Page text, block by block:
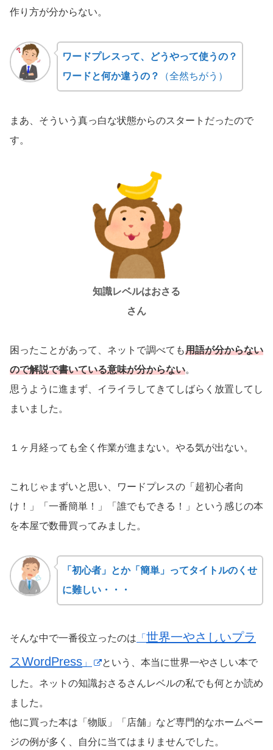
作り方が分からない。
ワードプレスって、どうやって使うの？
ワードと何か違うの？
（全然ちがう）
まあ、そういう真っ白な状態からのスタートだったので
す。
知識レベルはおさる
さん
困ったことがあって、ネットで調べても用語が分からない
ので解説で書いている意味が分からない。
思うように進まず、イライラしてきてしばらく放置してし
まいました。
１ヶ月経っても全く作業が進まない。やる気が出ない。
これじゃまずいと思い、ワードプレスの「超初心者向
け！」「一番簡単！」「誰でもできる！」という感じの本
を本屋で数冊買ってみました。
「初心者」とか「簡単」ってタイトルのくせ
に難しい・・・
そんな中で一番役立ったのは 「 世界一やさしいプラ
スWordPress 」
という、本当に世界一やさしい本で
した。ネットの知識おさるさんレベルの私でも何とか読め
ました。
他に買った本は「物販」「店舗」など専門的なホームペー
ジの例が多く、自分に当てはまりませんでした。